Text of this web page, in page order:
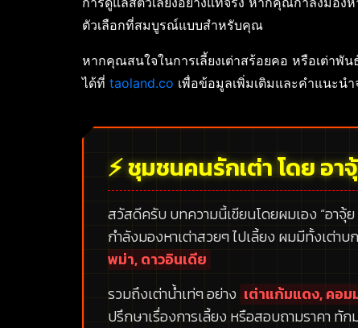
ตัวเลือกที่สมบูรณ์แบบสำหรับคุณ
หากคุณสนใจในการเลี้ยงเต่าสร้อยคอ หรือเต่าพั
ได้ที่ taoland.co เพื่อข้อมูลเพิ่มเติมและคำแนะน
⚡ ชุมชนคนรักเต่า โดย อ
สวัสดีครับ บทความนี้เขียนโดยผมเอง “อาจุ้
กำลังมองหาเต่าสวยๆ ไปเลี้ยง ผมมีทั้งเต่าบ
พม่า, ดาวอินเดีย
รวมถึงเต่าน้ำเท่ๆ อย่าง เต่าแก้มแดง, คอ
ปรึกษาเรื่องการเลี้ยง หรือสอบถามราคา ทั